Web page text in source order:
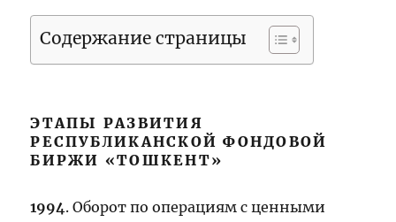
Содержание страницы
ЭТАПЫ РАЗВИТИЯ
РЕСПУБЛИКАНСКОЙ ФОНДОВОЙ
БИРЖИ «ТОШКЕНТ»
1994. Оборот по операциям с ценными